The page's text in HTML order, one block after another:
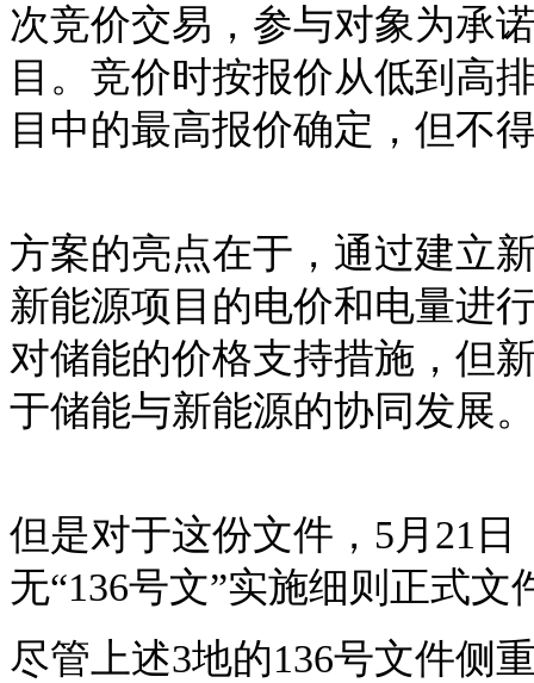
次竞价交易，参与对象为承
目。竞价时按报价从低到高
目中的最高报价确定，但不
方案的亮点在于，通过建立
新能源项目的电价和电量进
对储能的价格支持措施，但
于储能与新能源的协同发展
但是对于这份文件， 5月21
无“136号文”实施细则正式文
尽管上述3地的136号文件侧